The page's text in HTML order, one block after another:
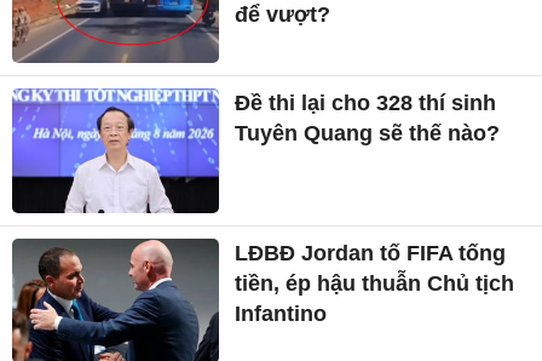
để vượt?
Đề thi lại cho 328 thí sinh
Tuyên Quang sẽ thế nào?
LĐBĐ Jordan tố FIFA tống
tiền, ép hậu thuẫn Chủ tịch
Infantino